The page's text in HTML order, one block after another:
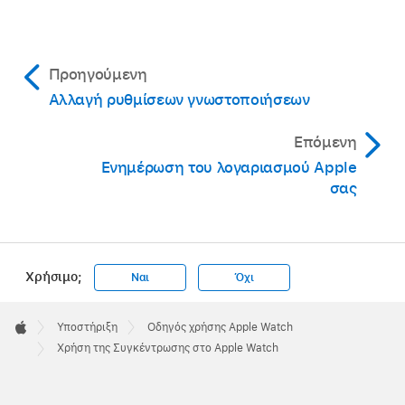
Προηγούμενη
Αλλαγή ρυθμίσεων γνωστοποιήσεων
Επόμενη
Ενημέρωση του λογαριασμού Apple
σας
Χρήσιμο; Ναι Όχι
Footer

Apple
Υποστήριξη
Οδηγός χρήσης Apple Watch
Χρήση της Συγκέντρωσης στο Apple Watch